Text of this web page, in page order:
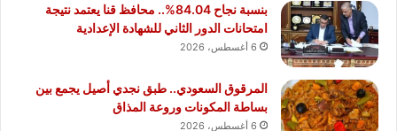
بنسبة نجاح 84.04%.. محافظ قنا يعتمد نتيجة
امتحانات الدور الثاني للشهادة الإعدادية
6 أغسطس، 2026
المرقوق السعودي.. طبق نجدي أصيل يجمع بين
بساطة المكونات وروعة المذاق
6 أغسطس، 2026